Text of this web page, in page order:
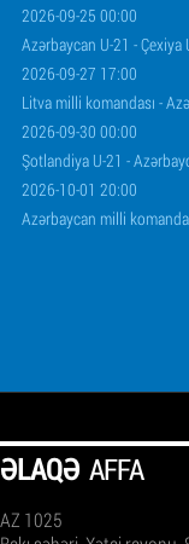
2026-09-25 00:00
Azərbaycan U-21 - Çexiya
2026-09-27 17:00
Litva milli komandası -
2026-09-30 00:00
Şotlandiya U-21 -
2026-10-01 20:00
Azərbaycan milli
ƏLAQƏ AFFA
AZ 1025